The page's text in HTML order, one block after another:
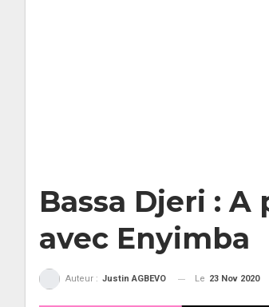
Bassa Djeri :
avec Enyimba
Auteur : Justin AGBEVO Le 23 Nov 2020